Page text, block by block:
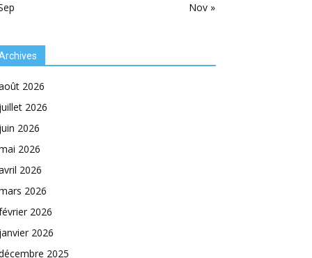
Nov »
2026
2026
2026
2026
2026
2026
2026
2026
2025